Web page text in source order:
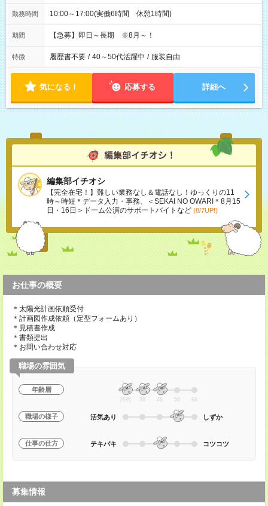
勤務時間 10:00～17:00(実働6時間 休憩1時間)
期間 【急募】即日～長期 ※8月～！
特徴 履歴書不要 / 40～50代活躍中 / 服装自由
気になる！ 応募する 詳細へ
編集部イチオシ
【完全在宅！】難しい業務なし＆電話なし！ゆっくりの11
時～時短＊データ入力・事務、＜SEKAI NO OWARI＊8月15
日・16日＞ドーム公演のサポートバイトなど (8/7UP!)
お仕事の概要
＊太陽光計画依頼受付
＊計画図作成依頼（定型フォームあり）
＊見積書作成
＊書類提出
＊お問い合わせ対応
職場の雰囲気
年齢層
20代 30 40 50 60
職場の様子 活気あり しずか
仕事の仕方 テキパキ コツコツ
募集情報